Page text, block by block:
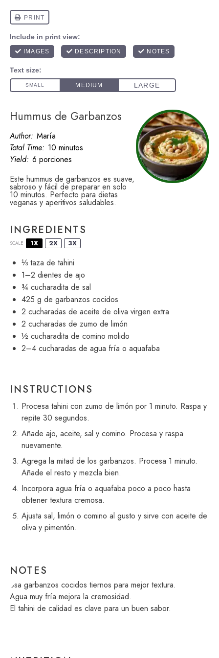
Hummus de Garbanzos
Author: María
Total Time: 10 minutos
Yield: 6 porciones
Este hummus de garbanzos es suave,
sabroso y fácil de preparar en solo
10 minutos. Perfecto para dietas
veganas y aperitivos saludables.
INGREDIENTS
SCALE 1X 2X 3X
⅓ taza de tahini
1–2 dientes de ajo
¾ cucharadita de sal
425 g de garbanzos cocidos
2 cucharadas de aceite de oliva virgen extra
2 cucharadas de zumo de limón
½ cucharadita de comino molido
2–4 cucharadas de agua fría o aquafaba
INSTRUCTIONS
Procesa tahini con zumo de limón por 1 minuto. Raspa y
repite 30 segundos.
Añade ajo, aceite, sal y comino. Procesa y raspa
nuevamente.
Agrega la mitad de los garbanzos. Procesa 1 minuto.
Añade el resto y mezcla bien.
Incorpora agua fría o aquafaba poco a poco hasta
obtener textura cremosa.
Ajusta sal, limón o comino al gusto y sirve con aceite de
oliva y pimentón.
NOTES
Usa garbanzos cocidos tiernos para mejor textura.
Agua muy fría mejora la cremosidad.
El tahini de calidad es clave para un buen sabor.